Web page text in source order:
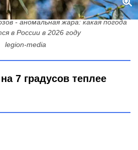
- аномальная жара: какая погода
в России в 2026 году
legion-media
7 градусов теплее